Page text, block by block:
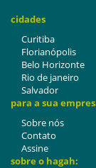
cidades
Curitiba
Florianópolis
Belo Horizonte
Rio de janeiro
Salvador
para a sua
Sobre nós
Contato
Assine
sobre o hagah: